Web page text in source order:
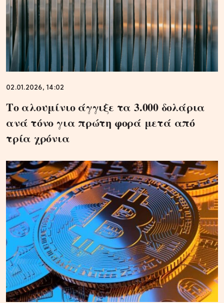
02.01.2026, 14:02
Το αλουμίνιο άγγιξε τα 3.000 δολάρια
ανά τόνο για πρώτη φορά μετά από
τρία χρόνια